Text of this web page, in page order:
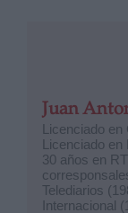
Juan
Licenciado en
Licenciado en
30 años en
Telediarios
Internacional